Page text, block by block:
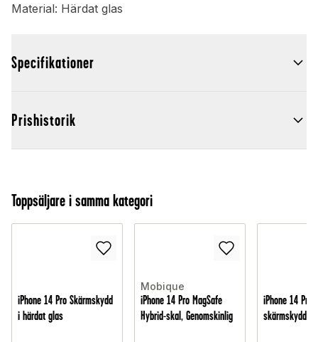
Material: Härdat glas
Specifikationer
Prishistorik
Toppsäljare i samma kategori
iPhone 14 Pro Skärmskydd
i härdat glas
Mobique
iPhone 14 Pro MagSafe
Hybrid-skal, Genomskinlig
iPhone 14 Pro
skärmskydd i